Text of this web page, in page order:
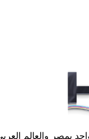
بمصر والعالم